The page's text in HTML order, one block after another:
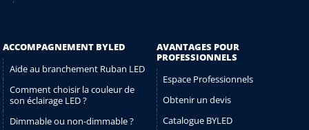
ACCOMPAGNEMENT BYLED
Aide au branchement Ruban LED
Comment choisir la couleur de
son éclairage LED ?
Dimmable ou non-dimmable ?
AVANTAGES POUR
PROFESSIONNELS
Espace Professionnels
Obtenir un devis
Catalogue BYLED